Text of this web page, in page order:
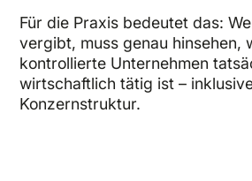
Für die Praxis bedeutet das:
vergibt, muss genau hinsehen,
kontrollierte Unternehmen
wirtschaftlich tätig ist –
Konzernstruktur.